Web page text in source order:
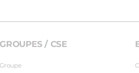
GROUPES / CSE
Groupe